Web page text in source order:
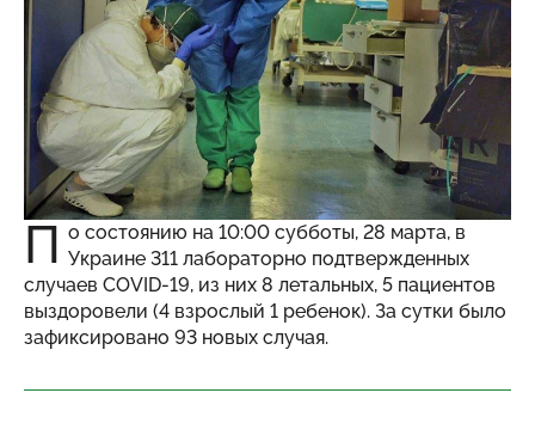
П о состоянию на 10:00 субботы, 28 марта, в
Украине 311 лабораторно подтвержденных
случаев COVID-19, из них 8 летальных, 5 пациентов
выздоровели (4 взрослый 1 ребенок). За сутки было
зафиксировано 93 новых случая.